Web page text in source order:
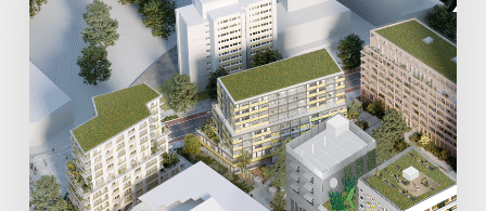
pour
créer
000
m2
de
programmes